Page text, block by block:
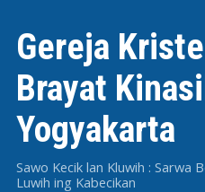
Gereja
Brayat
Yogyakarta
Sawo Kecik lan Kluwih : Sarwa
Luwih ing Kabecikan